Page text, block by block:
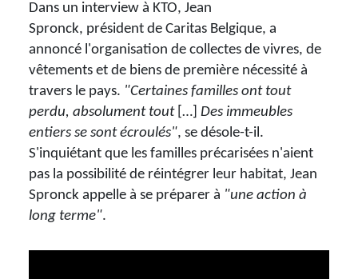
Dans un interview à KTO, Jean
Spronck, président de Caritas Belgique, a
annoncé l'organisation de collectes de vivres, de
vêtements et de biens de première nécessité à
travers le pays. "Certaines familles ont tout
perdu, absolument tout […] Des immeubles
entiers se sont écroulés", se désole-t-il.
S'inquiétant que les familles précarisées n'aient
pas la possibilité de réintégrer leur habitat, Jean
Spronck appelle à se préparer à "une action à
long terme".